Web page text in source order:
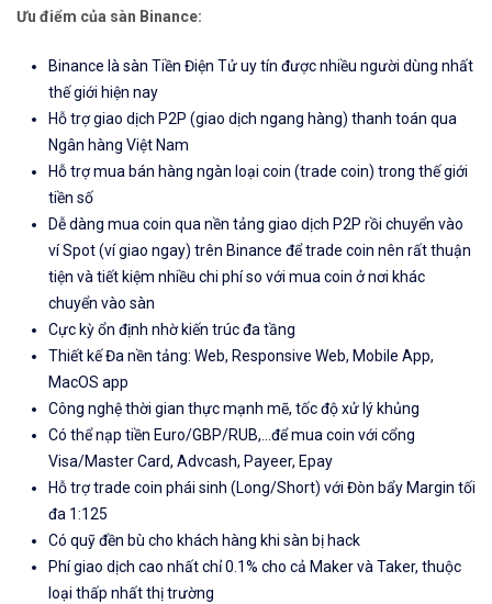
Ưu điểm của sàn Binance:
Binance là sàn Tiền Điện Tử uy tín được nhiều người dùng nhất
thế giới hiện nay
Hỗ trợ giao dịch P2P (giao dịch ngang hàng) thanh toán qua
Ngân hàng Việt Nam
Hỗ trợ mua bán hàng ngàn loại coin (trade coin) trong thế giới
tiền số
Dễ dàng mua coin qua nền tảng giao dịch P2P rồi chuyển vào
ví Spot (ví giao ngay) trên Binance để trade coin nên rất thuận
tiện và tiết kiệm nhiều chi phí so với mua coin ở nơi khác
chuyển vào sàn
Cực kỳ ổn định nhờ kiến trúc đa tầng
Thiết kế Đa nền tảng: Web, Responsive Web, Mobile App,
MacOS app
Công nghệ thời gian thực mạnh mẽ, tốc độ xử lý khủng
Có thể nạp tiền Euro/GBP/RUB,...để mua coin với cổng
Visa/Master Card, Advcash, Payeer, Epay
Hỗ trợ trade coin phái sinh (Long/Short) với Đòn bẩy Margin tối
đa 1:125
Có quỹ đền bù cho khách hàng khi sàn bị hack
Phí giao dịch cao nhất chỉ 0.1% cho cả Maker và Taker, thuộc
loại thấp nhất thị trường